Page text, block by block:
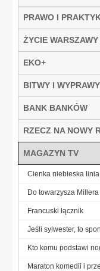
PRAWO I
ŻYCIE WARSZAWY
EKO+
BITWY I
BANK BANKÓW
RZECZ NA NOWY
MAGAZYN TV
Cienka niebieska linia
Do towarzysza Millera
Francuski łącznik
Jeśli sylwester, to
Kto komu podstawi
Maraton komedii i